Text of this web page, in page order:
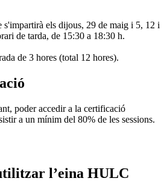
s'impartirà els dijous, 29 de maig i 5, 12 i
de tarda, de 15:30 a 18:30 h.
de 3 hores (total 12 hores).
poder accedir a la certificació
a un mínim del 80% de les sessions.
l’eina HULC